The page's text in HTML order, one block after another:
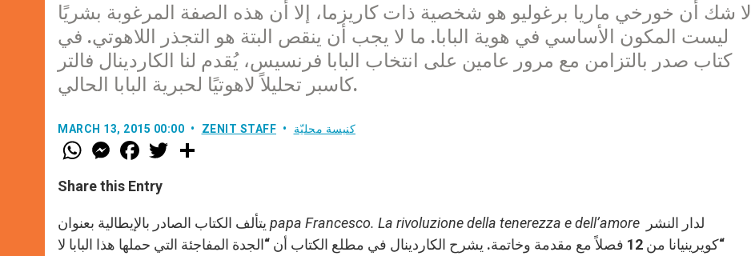
لا شك أن خورخي ماريا برغوليو هو شخصية ذات كاريزما، إلا أن هذه الصفة المرغوبة بشريًا
ليست المكون الأساسي في هوية البابا. ما لا يجب أن ينقص البتة هو التجذر اللاهوتي. في
كتاب صدر بالتزامن مع مرور عامين على انتخاب البابا فرنسيس، يُقدم لنا الكاردينال فالتر
كاسبر تحليلاً لاهوتيًا لحبرية البابا الحالي.
MARCH 13, 2015 00:00 ZENIT STAFF كنيسة محليّة
W
h
t
s
p
p
M
e
s
e
g
e
r
F
a
e
b
o
k
w
r
Share this Entry
papa Francesco. La rivoluzione della tenerezza e dell’amore
“كويرينيانا من 12 فصلاً مع مقدمة وخاتمة. يشرح الكاردينال في مطلع الكتاب أن “الجدة المفاجئة التي حملها هذا البابا لا